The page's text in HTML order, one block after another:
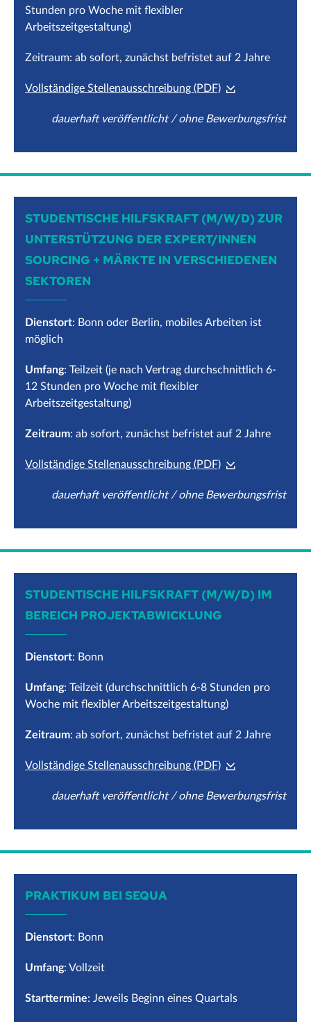
Stunden pro Woche mit flexibler
Arbeitszeitgestaltung)
Zeitraum: ab sofort, zunächst befristet auf 2 Jahre
Vollständige Stellenausschreibung (PDF)
dauerhaft veröffentlicht / ohne Bewerbungsfrist
STUDENTISCHE HILFSKRAFT (M/W/D) ZUR
UNTERSTÜTZUNG DER EXPERT/INNEN
SOURCING + MÄRKTE IN VERSCHIEDENEN
SEKTOREN
Dienstort: Bonn oder Berlin, mobiles Arbeiten ist
möglich
Umfang: Teilzeit (je nach Vertrag durchschnittlich 6-
12 Stunden pro Woche mit flexibler
Arbeitszeitgestaltung)
Zeitraum: ab sofort, zunächst befristet auf 2 Jahre
Vollständige Stellenausschreibung (PDF)
dauerhaft veröffentlicht / ohne Bewerbungsfrist
STUDENTISCHE HILFSKRAFT (M/W/D) IM
BEREICH PROJEKTABWICKLUNG
Dienstort: Bonn
Umfang: Teilzeit (durchschnittlich 6-8 Stunden pro
Woche mit flexibler Arbeitszeitgestaltung)
Zeitraum: ab sofort, zunächst befristet auf 2 Jahre
Vollständige Stellenausschreibung (PDF)
dauerhaft veröffentlicht / ohne Bewerbungsfrist
PRAKTIKUM BEI SEQUA
Dienstort: Bonn
Umfang: Vollzeit
Starttermine: Jeweils Beginn eines Quartals